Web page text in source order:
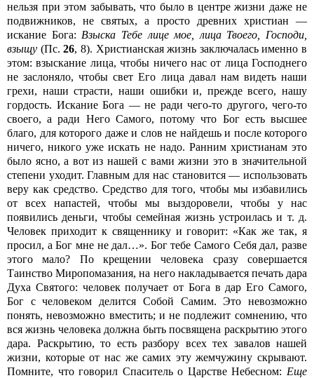
нельзя при этом забывать, что было в центре жизни даже не
подвижников, не святых, а просто древних христиан —
искание Бога: Взыска Тебе лице мое, лица Твоего, Господи,
взыщу (Пс.26, 8). Христианская жизнь заключалась именно в
этом: взыскание лица, чтобы ничего нас от лица Господнего
не заслоняло, чтобы свет Его лица давал нам видеть наши
грехи, наши страсти, наши ошибки и, прежде всего, нашу
гордость. Искание Бога — не ради чего-то другого, чего-то
своего, а ради Него Самого, потому что Бог есть высшее
благо, для которого даже и слов не найдешь и после которого
ничего, никого уже искать не надо. Ранним христианам это
было ясно, а вот из нашей с вами жизни это в значительной
степени уходит. Главным для нас становится — использовать
веру как средство. Средство для того, чтобы мы избавились
от всех напастей, чтобы мы выздоровели, чтобы у нас
появились деньги, чтобы семейная жизнь устроилась и т. д.
Человек приходит к священнику и говорит: «Как же так, я
просил, а Бог мне не дал…». Бог тебе Самого Себя дал, разве
этого мало? По крещении человека сразу совершается
Таинство Миропомазания, на него накладывается печать дара
Духа Святого: человек получает от Бога в дар Его Самого,
Бог с человеком делится Собой Самим. Это невозможно
понять, невозможно вместить; и не подлежит сомнению, что
вся жизнь человека должна быть посвящена раскрытию этого
дара. Раскрытию, то есть разбору всех тех завалов нашей
жизни, которые от нас же самих эту жемчужину скрывают.
Помните, что говорил Спаситель о Царстве Небесном: Еще